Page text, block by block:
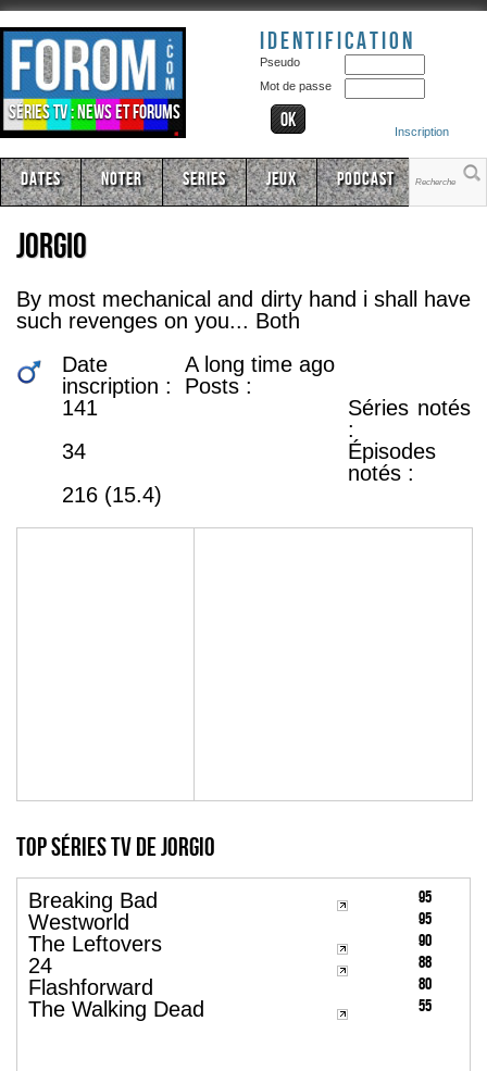
Séries TV : news et forums
Identification
Pseudo
Mot de passe
Inscription
Dates Noter Series Jeux Podcast
jorgio
By most mechanical and dirty hand i shall have
such revenges on you... Both
Date
inscription :
A long time ago
Posts :
141
Séries notés
:
34
Épisodes
notés :
216 (15.4)
Top Séries TV de jorgio
Breaking Bad 95
Westworld 95
The Leftovers 90
24 88
Flashforward 80
The Walking Dead 55